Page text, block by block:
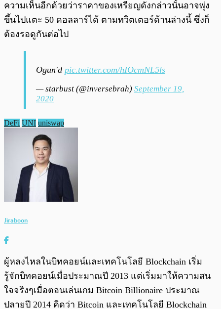
ความเห็นอีกด้วยว่าราคาของเหรียญดังกล่าวนั้นอาจพุ่ง
ขึ้นไปแตะ 50 ดอลลาร์ได้ ตามทวิตเตอร์ด้านล่างนี้ ซึ่งก็
ต้องรอดูกันต่อไป
Ogun'd pic.twitter.com/hIOcmNL5ls
— starbust (@inversebrah) September 19,
2020
DeFi UNI uniswap
Jiraboon
ผู้หลงไหลในบิทคอยน์และเทคโนโลยี Blockchain เริ่ม
รู้จักบิทคอยน์เมื่อประมาณปี 2013 แต่เริ่มมาให้ความสน
ใจจริงๆเมื่อตอนเล่นเกม Bitcoin Billionaire ประมาณ
ปลายปี 2014 คิดว่า Bitcoin และเทคโนโลยี Blockchain